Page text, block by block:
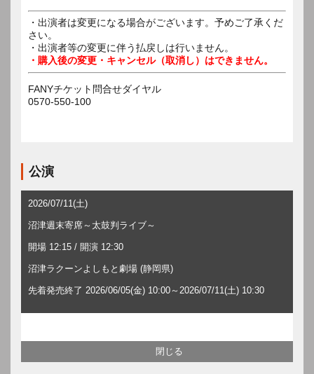
・出演者は変更になる場合がございます。予めご了承くだ
さい。
・出演者等の変更に伴う払戻しは行いません。
・購入後の変更・キャンセル（取消し）はできません。
FANYチケット問合せダイヤル
0570-550-100
公演
2026/07/11(土)
沼津週末寄席～太鼓判ライブ～
開場 12:15 / 開演 12:30
沼津ラクーンよしもと劇場 (静岡県)
先着発売終了 2026/06/05(金) 10:00～2026/07/11(土) 10:30